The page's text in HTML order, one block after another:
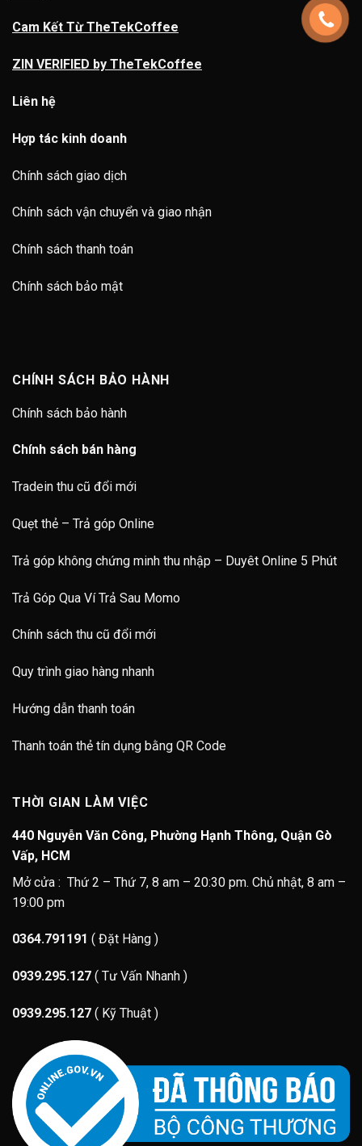
Cam Kết Từ TheTekCoffee
ZIN VERIFIED by TheTekCoffee
Liên hệ
Hợp tác kinh doanh
Chính sách giao dịch
Chính sách vận chuyển và giao nhận
Chính sách thanh toán
Chính sách bảo mật
CHÍNH SÁCH BẢO HÀNH
Chính sách bảo hành
Chính sách bán hàng
Tradein thu cũ đổi mới
Quẹt thẻ – Trả góp Online
Trả góp không chứng minh thu nhập – Duyêt Online 5 Phút
Trả Góp Qua Ví Trả Sau Momo
Chính sách thu cũ đổi mới
Quy trình giao hàng nhanh
Hướng dẫn thanh toán
Thanh toán thẻ tín dụng bằng QR Code
THỜI GIAN LÀM VIỆC
440 Nguyễn Văn Công, Phường Hạnh Thông, Quận Gò
Vấp, HCM
Mở cửa : Thứ 2 – Thứ 7, 8 am – 20:30 pm. Chủ nhật, 8 am –
19:00 pm
0364.791191 ( Đặt Hàng )
0939.295.127 ( Tư Vấn Nhanh )
0939.295.127 ( Kỹ Thuật )